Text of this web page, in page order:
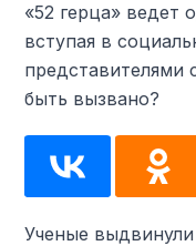
«52 герца» ведет
вступая в
представителями
быть вызвано?
Ученые